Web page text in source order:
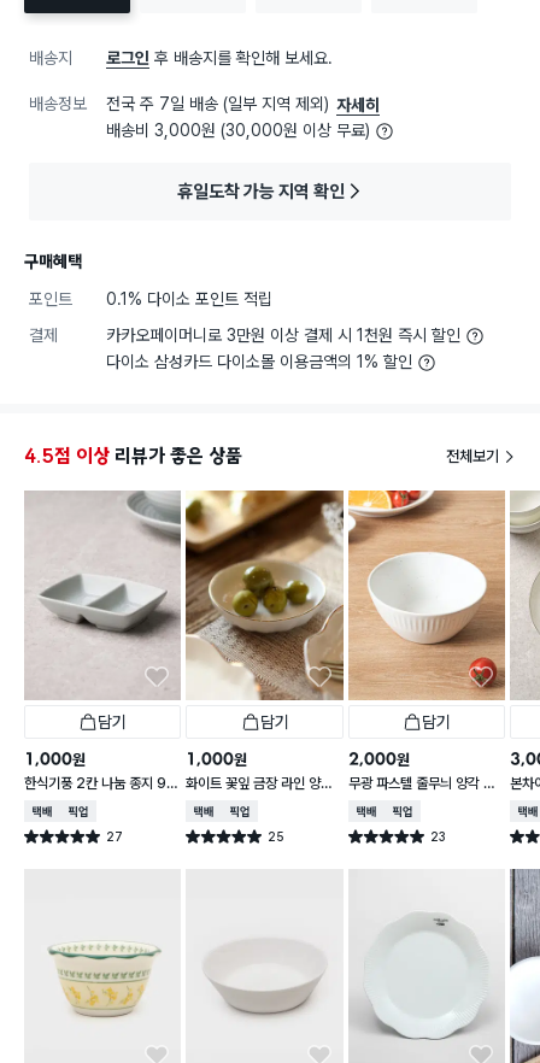
배송지 로그인 후 배송지를 확인해 보세요.
배송정보 전국 주 7일 배송 (일부 지역 제외) 자세히
배송비 3,000원 (30,000원 이상 무료)
휴일도착 가능 지역 확인
구매혜택
포인트
0.1% 다이소 포인트 적립
결제
카카오페이머니로 3만원 이상 결제 시 1천원 즉시 할인
다이소 삼성카드 다이소몰 이용금액의 1% 할인
4.5점 이상 리뷰가 좋은 상품 전체보기
담기
1,000원
한식기풍 2칸 나눔 종지 9 c
m
택배배송매장픽업
별점 5.0점 27
건 작성
담기
1,000원
화이트 꽃잎 금장 라인 양각
종지 10 cm
택배배송매장픽업
별점 5.0점 25
건 작성
담기
2,000원
무광 파스텔 줄무늬 양각 대
접 13 cm
택배배송매장픽업
별점 5.0점 23
건 작성
본차
접
택배
별점